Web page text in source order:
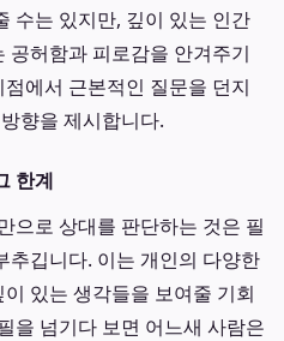
수는 있지만, 깊이 있는 인간
공허함과 피로감을 안겨주기
에서 근본적인 질문을 던지
향을 제시합니다.
한계
으로 상대를 판단하는 것은 필
추깁니다. 이는 개인의 다양한
있는 생각들을 보여줄 기회
을 넘기다 보면 어느새 사람은